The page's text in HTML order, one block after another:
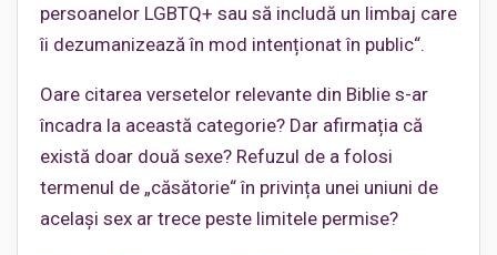
persoanelor LGBTQ+ sau să includă un limbaj care
îi dezumanizează în mod intenționat în public“.
Oare citarea versetelor relevante din Biblie s-ar
încadra la această categorie? Dar afirmația că
există doar două sexe? Refuzul de a folosi
termenul de „căsătorie“ în privința unei uniuni de
același sex ar trece peste limitele permise?